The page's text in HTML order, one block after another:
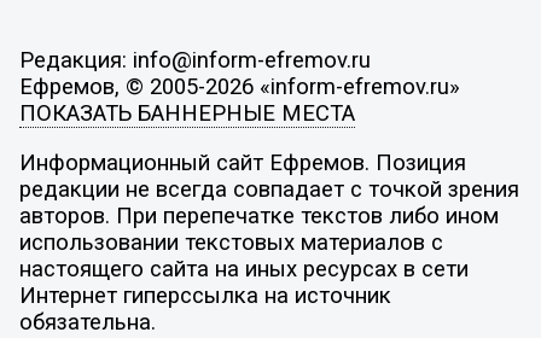
Редакция: info@inform-efremov.ru
Ефремов, © 2005-2026 «inform-efremov.ru»
ПОКАЗАТЬ БАННЕРНЫЕ МЕСТА
Информационный сайт Ефремов. Позиция
редакции не всегда совпадает с точкой зрения
авторов. При перепечатке текстов либо ином
использовании текстовых материалов с
настоящего сайта на иных ресурсах в сети
Интернет гиперссылка на источник
обязательна.